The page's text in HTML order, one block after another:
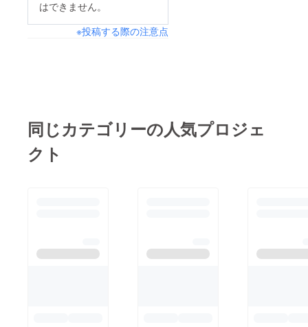
はできません。
※投稿する際の注意点
同じカテゴリーの人気プロジェ
クト